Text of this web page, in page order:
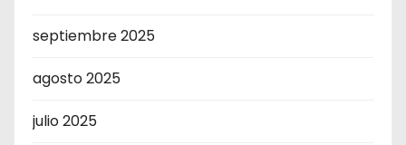
septiembre 2025
agosto 2025
julio 2025